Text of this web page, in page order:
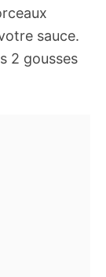
sauce.
2 gousses